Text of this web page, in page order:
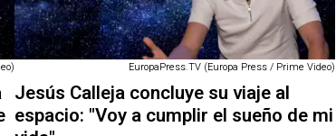
EuropaPress.TV (Europa Press / Prime Video)
Jesús Calleja concluye su viaje al
espacio: "Voy a cumplir el sueño de mi